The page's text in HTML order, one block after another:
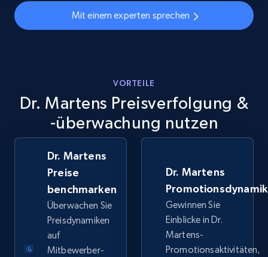
URL, Final price, Sku, Currency, Gtin,
Specifications, Image urls, Top reviews, and
more.
Walmart - products - Discover products by
using sku numbers
URL, Final price, Sku, Currency, Gtin,
Specifications, Image urls, Top reviews, and
Jetzt anfangen
Mit einem experten sprechen
VORTEILE
Dr. Martens Preisverfolgung &
-überwachung nutzen
Dr. Martens
Preise
benchmarken
Überwachen Sie
Preisdynamiken
auf
Mitbewerber-
Dr. Martens
Gewinnen Sie
Einblicke in Dr.
Martens-
Promotionsaktivitäten,